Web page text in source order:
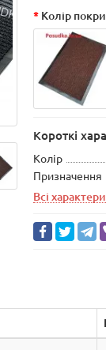
Колір
Короткі
Колір
Призначення
Всі